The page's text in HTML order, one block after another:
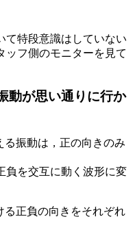
て特段意識はしていない
ッフ側のモニターを見て
動が思い通りに行か
る振動は，正の向きのみ
負を交互に動く波形に変
正負の向きをそれぞれ